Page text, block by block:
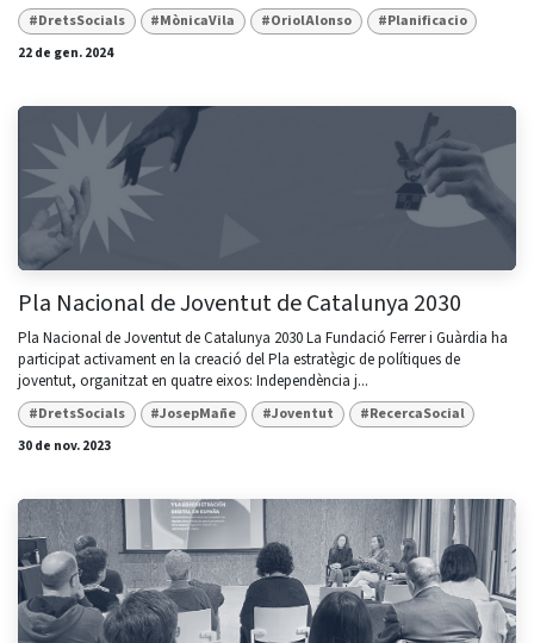
#DretsSocials #MònicaVila #OriolAlonso
#Planificacio
22 de gen. 2024
Pla Nacional de Joventut de Catalunya 2030
Pla Nacional de Joventut de Catalunya 2030 La Fundació Ferrer i Guàrdia ha
participat activament en la creació del Pla estratègic de polítiques de
joventut, organitzat en quatre eixos: Independència j...
#DretsSocials #JosepMañe #Joventut
#RecercaSocial
30 de nov. 2023